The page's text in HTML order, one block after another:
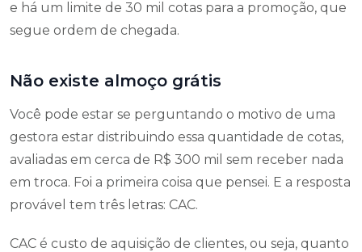
e há um limite de 30 mil cotas para a promoção, que
segue ordem de chegada.
Não existe almoço grátis
Você pode estar se perguntando o motivo de uma
gestora estar distribuindo essa quantidade de cotas,
avaliadas em cerca de R$ 300 mil sem receber nada
em troca. Foi a primeira coisa que pensei. E a resposta
provável tem três letras: CAC.
CAC é custo de aquisição de clientes, ou seja, quanto